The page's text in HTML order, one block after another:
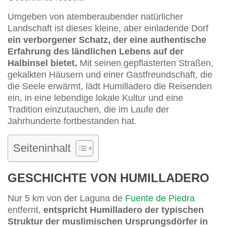
Umgeben von atemberaubender natürlicher
Landschaft ist dieses kleine, aber einladende Dorf
ein verborgener Schatz, der eine authentische
Erfahrung des ländlichen Lebens auf der
Halbinsel bietet. Mit seinen gepflasterten Straßen,
gekalkten Häusern und einer Gastfreundschaft, die
die Seele erwärmt, lädt Humilladero die Reisenden
ein, in eine lebendige lokale Kultur und eine
Tradition einzutauchen, die im Laufe der
Jahrhunderte fortbestanden hat.
Seiteninhalt
GESCHICHTE VON HUMILLADERO
Nur 5 km von der Laguna de Fuente de Piedra
entfernt, entspricht Humilladero der typischen
Struktur der muslimischen Ursprungsdörfer in